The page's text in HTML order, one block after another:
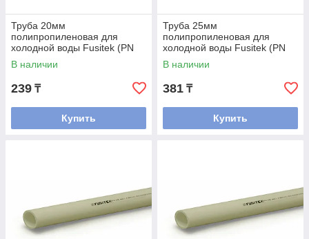
Труба 20мм
полипропиленовая для
холодной воды Fusitek (PN
16) (СЕРАЯ)
В наличии
239 ₸
Купить
Труба 25мм
полипропиленовая для
холодной воды Fusitek (PN
16) (СЕРАЯ)
В наличии
381 ₸
Купить